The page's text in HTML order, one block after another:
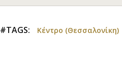
#TAGS: Κέντρο (Θεσσαλονίκη)